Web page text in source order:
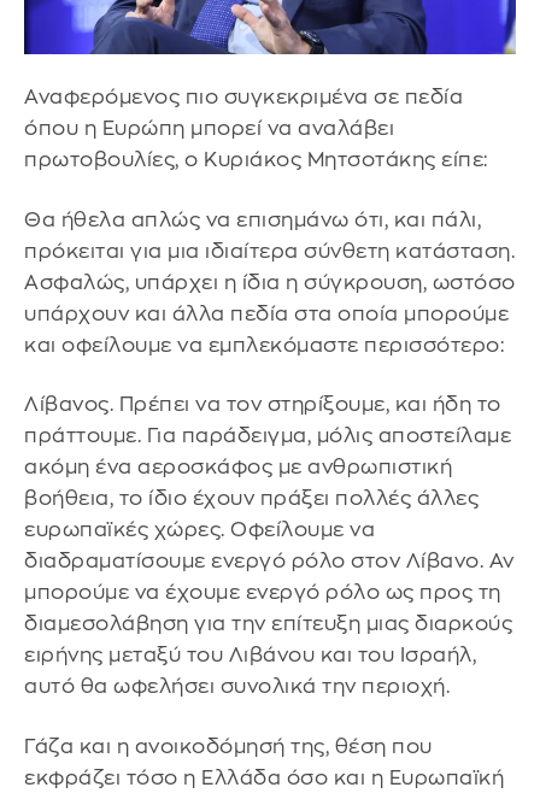
Αναφερόμενος πιο συγκεκριμένα σε πεδία
όπου η Ευρώπη μπορεί να αναλάβει
πρωτοβουλίες, ο Κυριάκος Μητσοτάκης είπε:
Θα ήθελα απλώς να επισημάνω ότι, και πάλι,
πρόκειται για μια ιδιαίτερα σύνθετη κατάσταση.
Ασφαλώς, υπάρχει η ίδια η σύγκρουση, ωστόσο
υπάρχουν και άλλα πεδία στα οποία μπορούμε
και οφείλουμε να εμπλεκόμαστε περισσότερο:
Λίβανος. Πρέπει να τον στηρίξουμε, και ήδη το
πράττουμε. Για παράδειγμα, μόλις αποστείλαμε
ακόμη ένα αεροσκάφος με ανθρωπιστική
βοήθεια, το ίδιο έχουν πράξει πολλές άλλες
ευρωπαϊκές χώρες. Οφείλουμε να
διαδραματίσουμε ενεργό ρόλο στον Λίβανο. Αν
μπορούμε να έχουμε ενεργό ρόλο ως προς τη
διαμεσολάβηση για την επίτευξη μιας διαρκούς
ειρήνης μεταξύ του Λιβάνου και του Ισραήλ,
αυτό θα ωφελήσει συνολικά την περιοχή.
Γάζα και η ανοικοδόμησή της, θέση που
εκφράζει τόσο η Ελλάδα όσο και η Ευρωπαϊκή